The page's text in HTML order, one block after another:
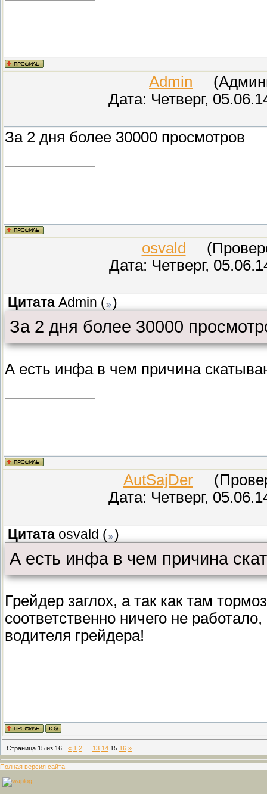
Admin
Дата: Четверг,
За 2 дня более 30000 просмотров
osvald
Дата: Четверг,
Цитата Admin ( )
За 2 дня более 30000
А есть инфа в чем причина
AutSajDer
Дата: Четверг,
Цитата osvald ( )
А есть инфа в чем причина
Грейдер заглох, а так как там
соответственно ничего не
водителя грейдера!
Страница 15 из 16 « 1 2 13 14 15 16 »
Полная версия сайта